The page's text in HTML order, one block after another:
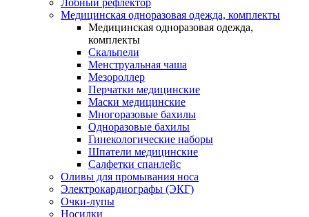
Лобный рефлектор
Медицинская одноразовая одежда, комплекты
Медицинская одноразовая одежда,
комплекты
Скальпели
Менструальная чаша
Мезороллер
Перчатки медицинские
Маски медицинские
Многоразовые бахилы
Одноразовые бахилы
Гинекологические наборы
Шпатели медицинские
Салфетки спанлейс
Оливы для промывания носа
Электрокардиографы (ЭКГ)
Очки-лупы
Носилки